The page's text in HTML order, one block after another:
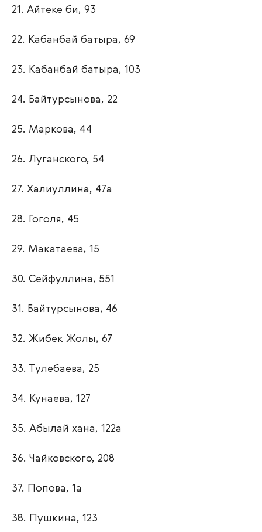
21. Айтеке би, 93
22. Кабанбай батыра, 69
23. Кабанбай батыра, 103
24. Байтурсынова, 22
25. Маркова, 44
26. Луганского, 54
27. Халиуллина, 47а
28. Гоголя, 45
29. Макатаева, 15
30. Сейфуллина, 551
31. Байтурсынова, 46
32. Жибек Жолы, 67
33. Тулебаева, 25
34. Кунаева, 127
35. Абылай хана, 122а
36. Чайковского, 208
37. Попова, 1а
38. Пушкина, 123